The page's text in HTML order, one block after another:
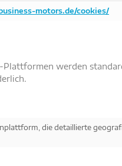
motors.de/cookies/
werden
die detaillierte